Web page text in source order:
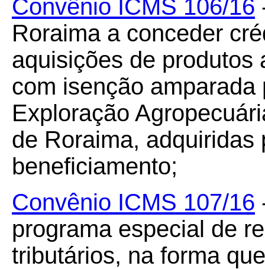
Convênio ICMS 106/16
Roraima a conceder
aquisições de produtos
com isenção
Exploração
de Roraima, adquiridas
beneficiamento;
Convênio ICMS 107/16
programa especial de
tributários, na forma